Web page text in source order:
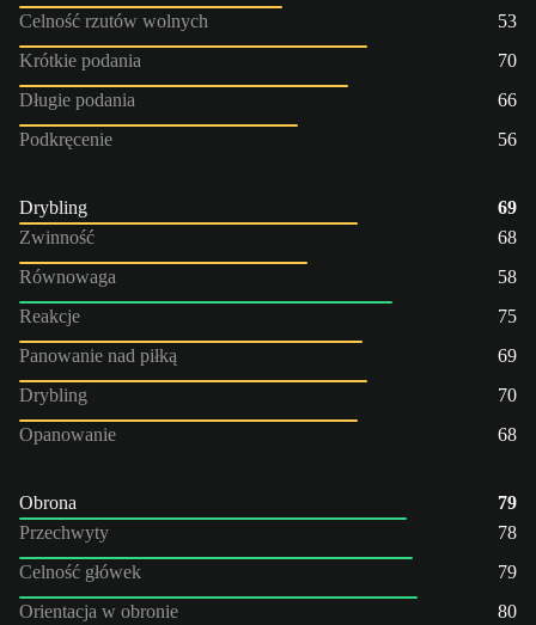
Celność rzutów wolnych
53
Krótkie podania
70
Długie podania
66
Podkręcenie
56
Drybling
69
Zwinność
68
Równowaga
58
Reakcje
75
Panowanie nad piłką
69
Drybling
70
Opanowanie
68
Obrona
79
Przechwyty
78
Celność główek
79
Orientacja w obronie
80